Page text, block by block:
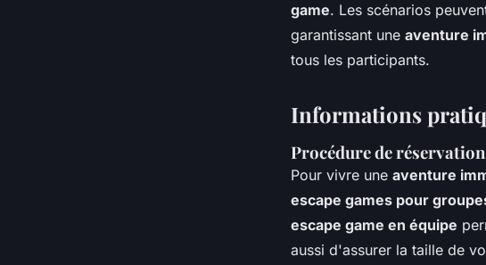
game. Les scénarios
garantissant une aventure
tous les participants.
Informations
Procédure de
Pour vivre une aventure
escape games pour
escape game en équipe
aussi d'assurer la taille de